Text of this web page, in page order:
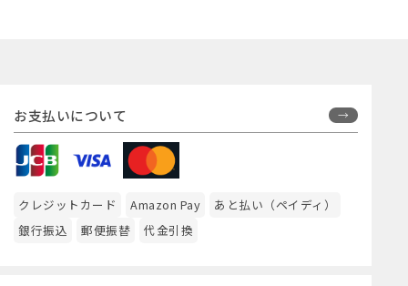
お支払いについて
クレジットカード Amazon Pay
あと払い（ペイディ）
銀行振込
郵便振替 代金引換